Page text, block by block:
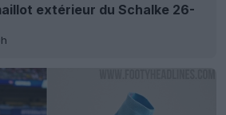
extérieur du Schalke 26-